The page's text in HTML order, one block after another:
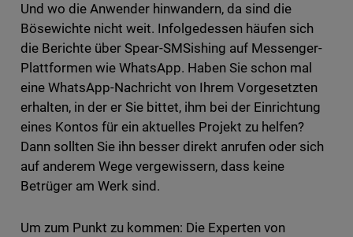
Und wo die Anwender hinwandern, da sind die
Bösewichte nicht weit. Infolgedessen häufen sich
die Berichte über Spear-SMSishing auf Messenger-
Plattformen wie WhatsApp. Haben Sie schon mal
eine WhatsApp-Nachricht von Ihrem Vorgesetzten
erhalten, in der er Sie bittet, ihm bei der Einrichtung
eines Kontos für ein aktuelles Projekt zu helfen?
Dann sollten Sie ihn besser direkt anrufen oder sich
auf anderem Wege vergewissern, dass keine
Betrüger am Werk sind.
Um zum Punkt zu kommen: Die Experten von